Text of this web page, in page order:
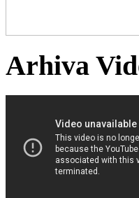
Arhiva